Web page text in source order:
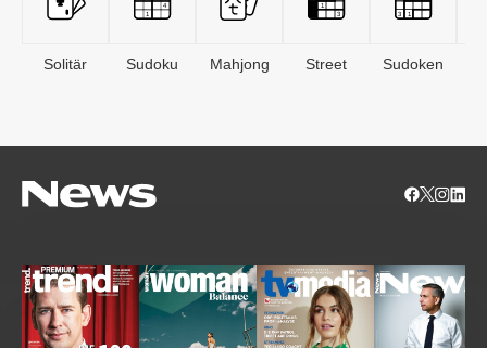
Solitär Sudoku Mahjong Street Sudoken